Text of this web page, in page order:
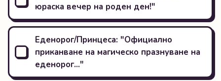
юраска вечер на роден ден!"
Еденорог/Принцеса: "Официално
приканване на магическо празнуване на
еденорог…"